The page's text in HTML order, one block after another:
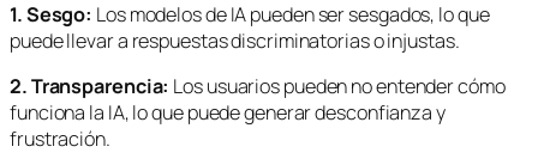
1. Sesgo: Los modelos de IA pueden ser sesgados, lo que
puede llevar a respuestas discriminatorias o injustas.
2. Transparencia: Los usuarios pueden no entender cómo
funciona la IA, lo que puede generar desconfianza y
frustración.